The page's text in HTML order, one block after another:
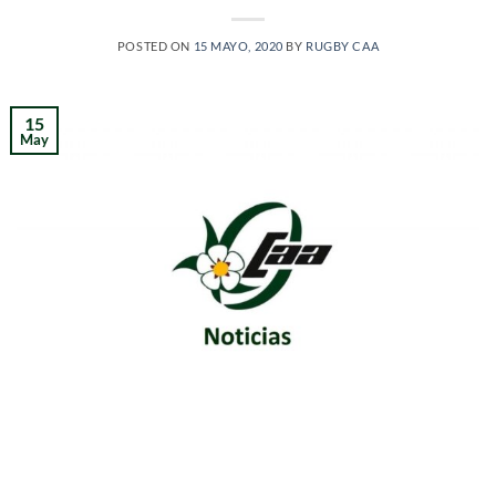
POSTED ON 15 MAYO, 2020 BY RUGBY CAA
15
May